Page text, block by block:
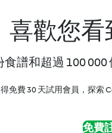
喜歡您看
食譜和超過 100 000
免費 30 天試用會員，探索
免費